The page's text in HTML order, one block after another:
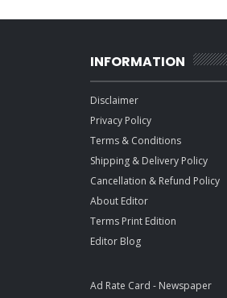
INFORMATION
Disclaimer
Privacy Policy
Terms & Conditions
Shipping & Delivery Policy
Cancellation & Refund Policy
About Editor
Terms Print Edition
Editor Blog
Ad Rate Card - Newspaper